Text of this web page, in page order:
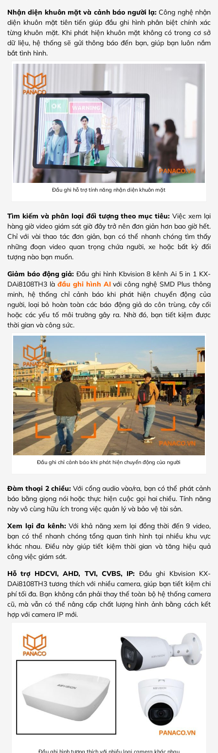
Nhận diện khuôn mặt và cảnh báo người lạ: Công nghệ nhận
diện khuôn mặt tiên tiến giúp đầu ghi hình phân biệt chính xác
từng khuôn mặt. Khi phát hiện khuôn mặt không có trong cơ sở
dữ liệu, hệ thống sẽ gửi thông báo đến bạn, giúp bạn luôn nắm
bắt tình hình.
Đầu ghi hỗ trợ tính năng nhận diện khuôn mặt
Tìm kiếm và phân loại đối tượng theo mục tiêu: Việc xem lại
hàng giờ video giám sát giờ đây trở nên đơn giản hơn bao giờ hết.
Chỉ với vài thao tác đơn giản, bạn có thể nhanh chóng tìm thấy
những đoạn video quan trọng chứa người, xe hoặc bất kỳ đối
tượng nào bạn muốn.
Giảm báo động giả: Đầu ghi hình Kbvision 8 kênh Ai 5 in 1 KX-
DAi8108TH3 là đầu ghi hình AIvới công nghệ SMD Plus thông
minh, hệ thống chỉ cảnh báo khi phát hiện chuyển động của
người, loại bỏ hoàn toàn các báo động giả do côn trùng, cây cối
hoặc các yếu tố môi trường gây ra. Nhờ đó, bạn tiết kiệm được
thời gian và công sức.
Đầu ghi chỉ cảnh báo khi phát hiện chuyển động của người
Đàm thoại 2 chiều:Với cổng audio vào/ra, bạn có thể phát cảnh
báo bằng giọng nói hoặc thực hiện cuộc gọi hai chiều. Tính năng
này vô cùng hữu ích trong việc quản lý và bảo vệ tài sản.
Xem lại đa kênh:Với khả năng xem lại đồng thời đến 9 video,
bạn có thể nhanh chóng tổng quan tình hình tại nhiều khu vực
khác nhau. Điều này giúp tiết kiệm thời gian và tăng hiệu quả
công việc giám sát.
Hỗ trợ HDCVI, AHD, TVI, CVBS, IP: Đầu ghi Kbvision KX-
DAi8108TH3 tương thích với nhiều camera, giúp bạn tiết kiệm chi
phí tối đa. Bạn không cần phải thay thế toàn bộ hệ thống camera
cũ, mà vẫn có thể nâng cấp chất lượng hình ảnh bằng cách kết
hợp với camera IP mới.
Đầu ghi hình tương thích với nhiều loại camera khác nhau